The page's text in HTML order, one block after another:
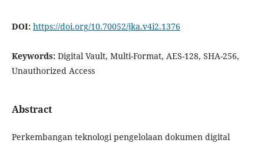
DOI: https://doi.org/10.70052/jka.v4i2.1376
Keywords: Digital Vault, Multi-Format, AES-128, SHA-256,
Unauthorized Access
Abstract
Perkembangan teknologi pengelolaan dokumen digital